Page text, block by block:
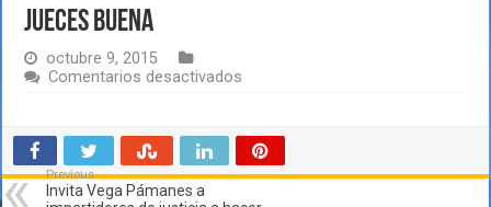
Jueces buena
octubre 9, 2015
Comentarios desactivados
Previous
Invita Vega Pámanes a